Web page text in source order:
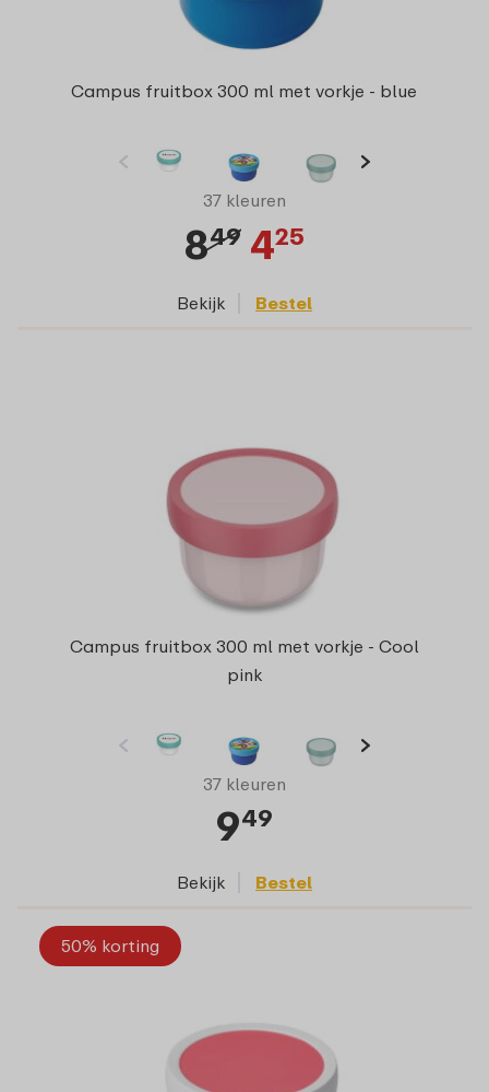
Campus fruitbox 300 ml met vorkje - blue
37 kleuren
849 425
Bekijk Bestel
Campus fruitbox 300 ml met vorkje - Cool
pink
37 kleuren
949
Bekijk Bestel
50% korting